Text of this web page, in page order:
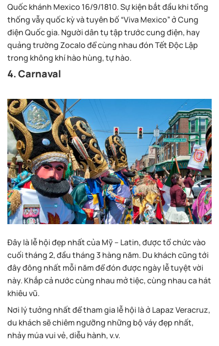
Quốc khánh Mexico 16/9/1810. Sự kiện bắt đầu khi tổng
thống vẫy quốc kỳ và tuyên bố “Viva Mexico” ở Cung
điện Quốc gia. Người dân tụ tập trước cung điện, hay
quảng trường Zocalo để cùng nhau đón Tết Độc Lập
trong không khí hào hùng, tự hào.
4. Carnaval
Đây là lễ hội đẹp nhất của Mỹ – Latin, được tổ chức vào
cuối tháng 2, đầu tháng 3 hàng năm. Du khách cũng tới
đây đông nhất mỗi năm để đón được ngày lễ tuyệt vời
này. Khắp cả nước cùng nhau mở tiệc, cùng nhau ca hát
khiêu vũ.
Nơi lý tưởng nhất để tham gia lễ hội là ở Lapaz Veracruz,
du khách sẽ chiêm ngưỡng những bộ váy đẹp nhất,
nhảy múa vui vẻ, diễu hành, v.v.